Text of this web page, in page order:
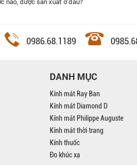
0986.68.1189
DANH MỤC
Kính mát Ray Ban
Kính mát Diamond D
Kính mát Philippe Auguste
Kính mát thời trang
Kính thuốc
Đo khúc xạ